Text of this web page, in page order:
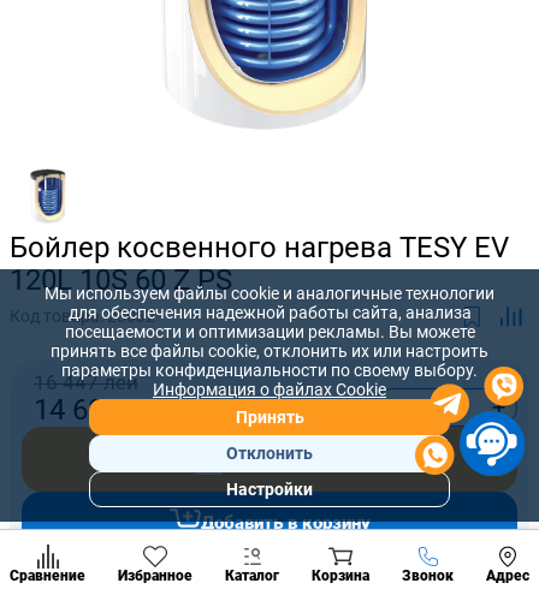
Бойлер косвенного нагрева TESY EV
120L 10S 60 Z PS
Код товара:28032
16 447 лей
14 685лей - +
Купить сейчас
Добавить в корзину
Сравнение Избранное Каталог Корзина Звонок Адрес
Позвонить
разделы
Мы используем файлы cookie и аналогичные технологии
для обеспечения надежной работы сайта, анализа
посещаемости и оптимизации рекламы. Вы можете
принять все файлы cookie, отклонить их или настроить
параметры конфиденциальности по своему выбору.
Информация о файлах Cookie
Принять
Отклонить
Настройки